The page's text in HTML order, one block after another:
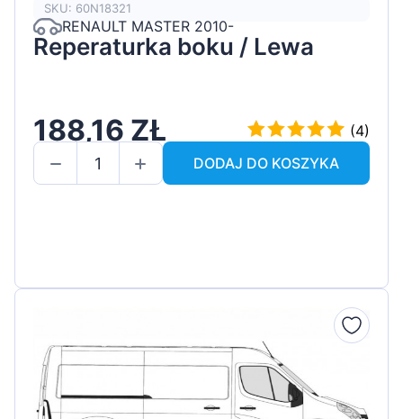
SKU: 60N18321
RENAULT MASTER 2010-
Reperaturka boku / Lewa
188,16 ZŁ
(4)
DODAJ DO KOSZYKA